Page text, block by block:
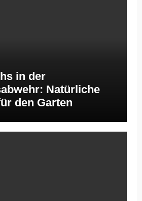
in der
Natürliche
den Garten